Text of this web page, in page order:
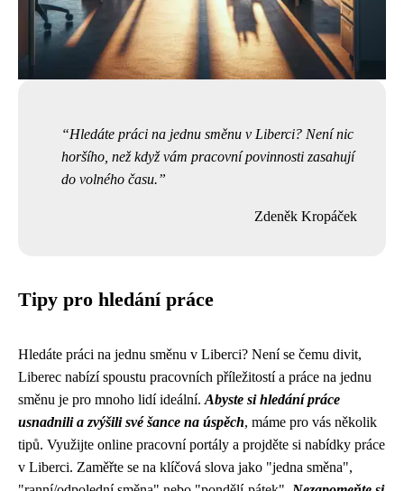
Hledáte práci na jednu směnu v Liberci? Není nic
horšího, než když vám pracovní povinnosti zasahují
do volného času.
Zdeněk Kropáček
Tipy pro hledání práce
Hledáte práci na jednu směnu v Liberci? Není se čemu divit,
Liberec nabízí spoustu pracovních příležitostí a práce na jednu
směnu je pro mnoho lidí ideální. Abyste si hledání práce
usnadnili a zvýšili své šance na úspěch, máme pro vás několik
tipů. Využijte online pracovní portály a projděte si nabídky práce
v Liberci. Zaměřte se na klíčová slova jako "jedna směna",